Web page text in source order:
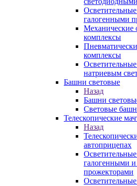
галогенными
Механические
комплексы
комплексы
натриевым
Башни световые
Назад
Башни
Световые
Телескопические
Назад
автоприцепах
галогенными
прожекторами